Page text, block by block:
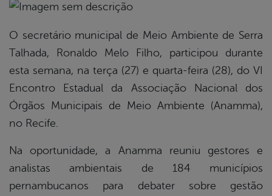
O secretário municipal de Meio Ambiente de Serra
Talhada, Ronaldo Melo Filho, participou durante
esta semana, na terça (27) e quarta-feira (28), do VI
Encontro Estadual da Associação Nacional dos
Órgãos Municipais de Meio Ambiente (Anamma),
no Recife.
Na oportunidade, a Anamma reuniu gestores e
analistas ambientais de 184 municípios
pernambucanos para debater sobre gestão